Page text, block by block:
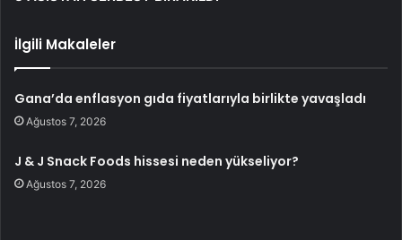
İlgili Makaleler
Gana’da enflasyon gıda fiyatlarıyla birlikte yavaşladı
Ağustos 7, 2026
J & J Snack Foods hissesi neden yükseliyor?
Ağustos 7, 2026